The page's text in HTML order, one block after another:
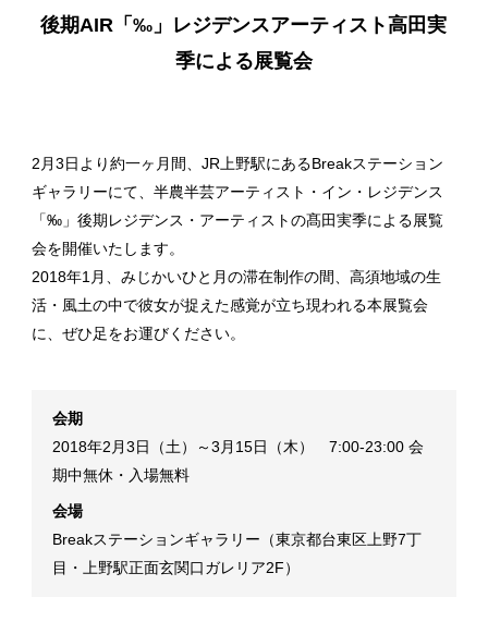
後期AIR「‰」レジデンスアーティスト高田実
季による展覧会
2月3日より約一ヶ月間、JR上野駅にあるBreakステーション
ギャラリーにて、半農半芸アーティスト・イン・レジデンス
「‰」後期レジデンス・アーティストの髙田実季による展覧
会を開催いたします。
2018年1月、みじかいひと月の滞在制作の間、高須地域の生
活・風土の中で彼女が捉えた感覚が立ち現われる本展覧会
に、ぜひ足をお運びください。
会期
2018年2月3日（土）～3月15日（木） 7:00-23:00 会
期中無休・入場無料
会場
Breakステーションギャラリー（東京都台東区上野7丁
目・上野駅正面玄関口ガレリア2F）